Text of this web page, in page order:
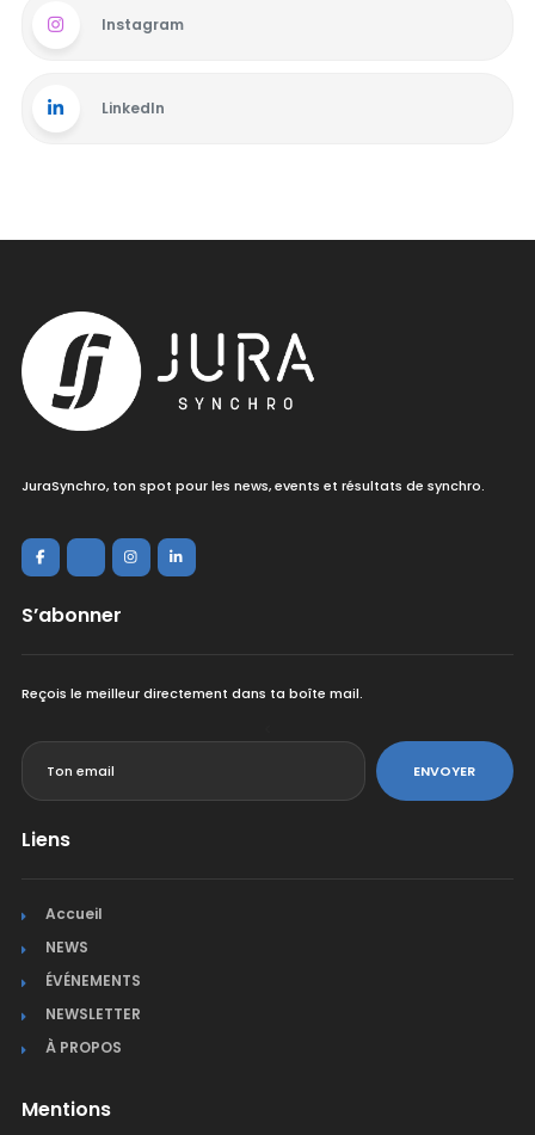
Instagram
LinkedIn
JuraSynchro, ton spot pour les news, events et résultats de synchro.
S’abonner
Reçois le meilleur directement dans ta boîte mail.
ENVOYER
Liens
Accueil
NEWS
ÉVÉNEMENTS
NEWSLETTER
À PROPOS
Mentions